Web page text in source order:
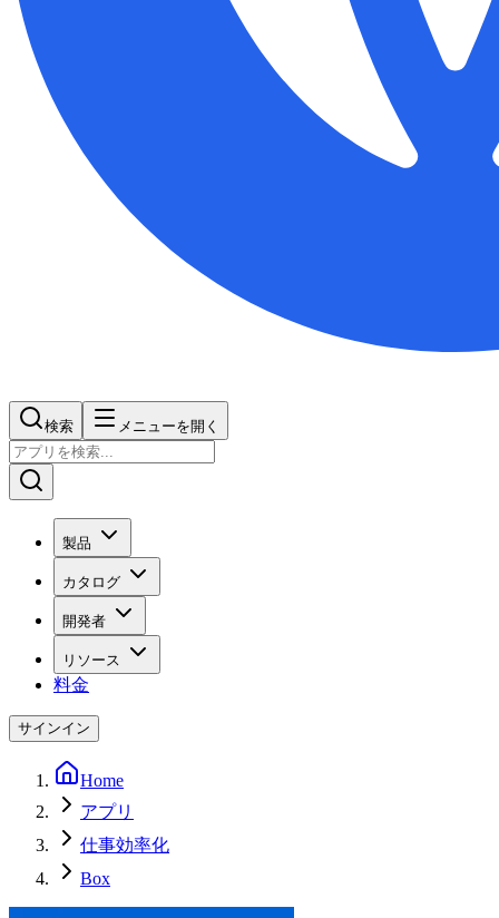
検索 メニューを開く
製品
カタログ
開発者
リソース
料金
サインイン
Home
アプリ
仕事効率化
Box